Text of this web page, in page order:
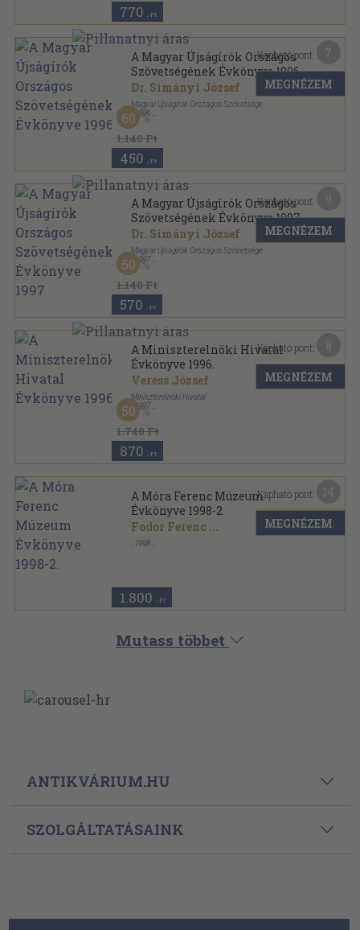
770 ,-Ft
A Magyar Újságírók Országos
Szövetségének Évkönyve 1996
Dr. Simányi József
Magyar Újságírók Országos Szövetsége
, 1996
Fűzött kemény papírkötés
A Magyar Újságírók Országos Szövetségének
Évkönyve sorozat
1.140 Ft
60
450 ,-Ft
Kapható pont:
MEGNÉZEM
A Magyar Újságírók Országos
Szövetségének Évkönyve 1997
Dr. Simányi József
Magyar Újságírók Országos Szövetsége
, 1997
Fűzött kemény papírkötés
A Magyar Újságírók Országos Szövetségének
Évkönyve sorozat
1.140 Ft
50
570 ,-Ft
Kapható pont:
MEGNÉZEM
A Miniszterelnöki Hivatal
Évkönyve 1996.
Veress József
Miniszterelnöki Hivatal
, 1997
Ragasztott papírkötés
A Miniszterelnöki Hivatal Évkönyve sorozat
1.740 Ft
50
870 ,-Ft
Kapható pont:
MEGNÉZEM
A Móra Ferenc Múzeum
Évkönyve 1998-2.
Fodor Ferenc ...
1998
1.800 ,-Ft
Kapható pont:
MEGNÉZEM
Mutass többet
ANTIKVÁRIUM.HU
SZOLGÁLTATÁSAINK